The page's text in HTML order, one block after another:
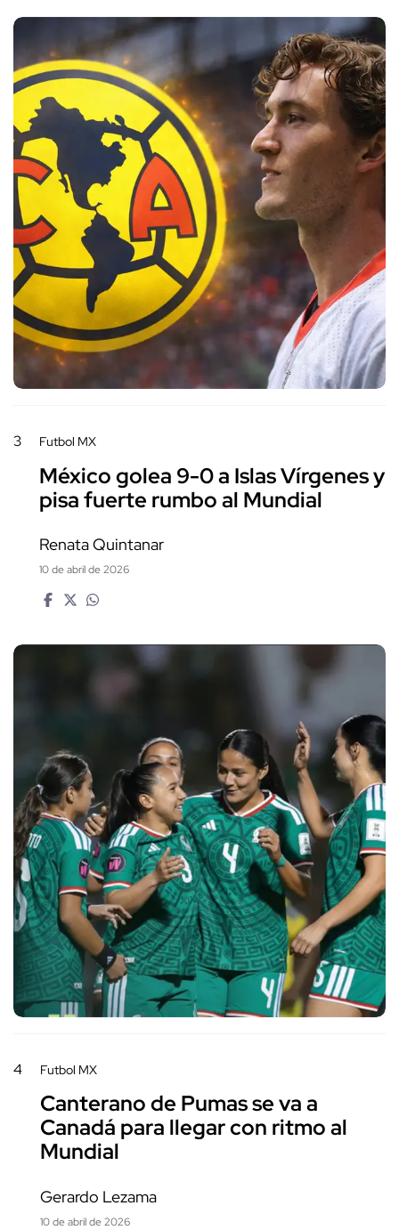
3 Futbol MX
México golea 9-0 a Islas Vírgenes y
pisa fuerte rumbo al Mundial
Renata Quintanar
10 de abril de 2026
4 Futbol MX
Canterano de Pumas se va a
Canadá para llegar con ritmo al
Mundial
Gerardo Lezama
10 de abril de 2026